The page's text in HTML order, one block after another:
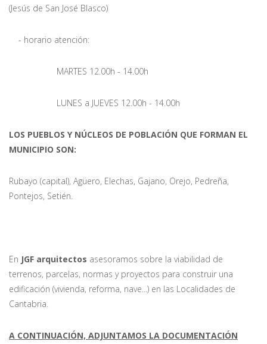
(Jesús de San José Blasco)
- horario atención:
MARTES 12.00h - 14.00h
LUNES a JUEVES 12.00h - 14.00h
LOS PUEBLOS Y NÚCLEOS DE POBLACIÓN QUE FORMAN EL
MUNICIPIO SON:
Rubayo (capital), Agüero, Elechas, Gajano, Orejo, Pedreña,
Pontejos, Setién.
En JGF arquitectos asesoramos sobre la viabilidad de
terrenos, parcelas, normas y proyectos para construir una
edificación (vivienda, reforma, nave...) en las Localidades de
Cantabria.
A CONTINUACIÓN, ADJUNTAMOS LA DOCUMENTACIÓN